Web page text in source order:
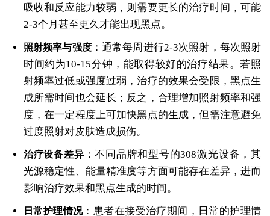
吸收和反应能力较弱，则需要更长的治疗时间，可能
2-3个月甚至更久才能出现黑点。
照射频率与强度：通常每周进行2-3次照射，每次照射
时间约为10-15分钟，能取得较好的治疗结果。若照
射频率过低或强度过弱，治疗的效果会受限，黑点生
成所需时间也会延长；反之，合理增加照射频率和强
度，在一定程度上可加快黑点的生成，但需注意避免
过度照射对皮肤造成损伤。
治疗设备差异 ：不同品牌和型号的308激光设备，其
光源稳定性、能量精准度等方面可能存在差异，进而
影响治疗效果和黑点生成的时间。
日常护理情况：患者在接受治疗期间，日常的护理情